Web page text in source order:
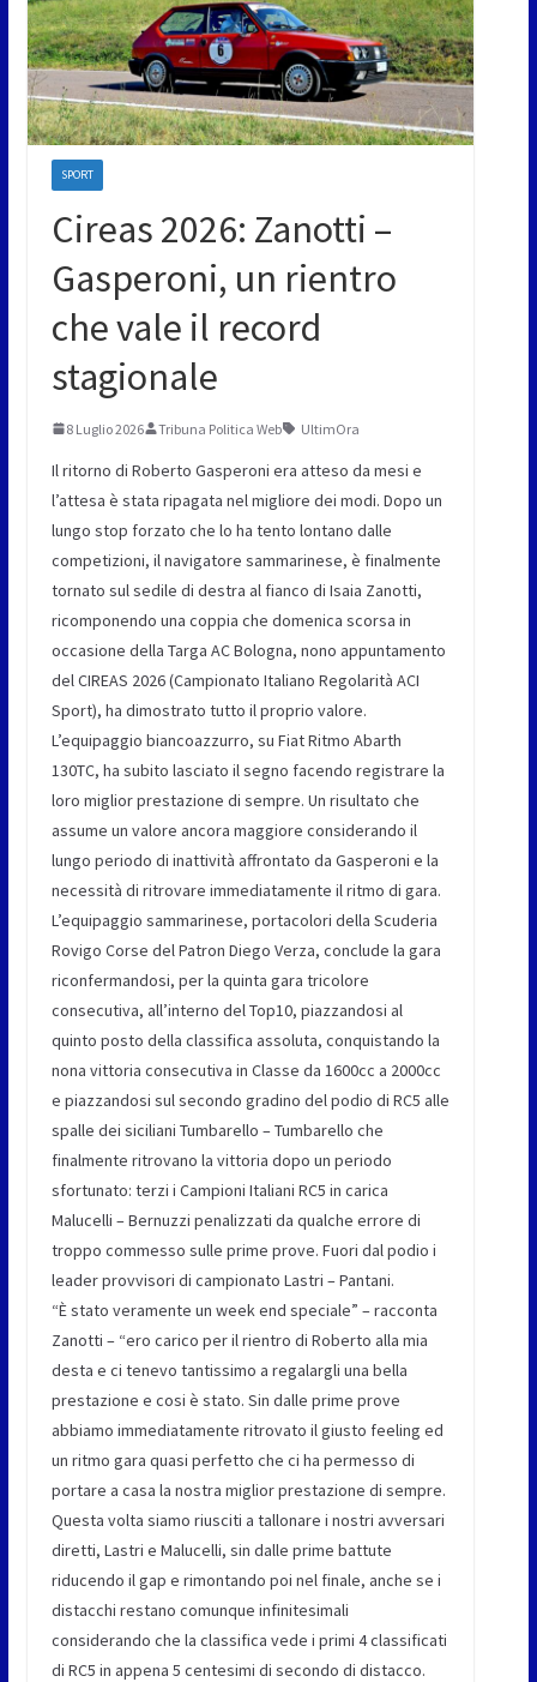
SPORT
Cireas 2026: Zanotti –
Gasperoni, un rientro
che vale il record
stagionale
8 Luglio 2026 Tribuna Politica Web UltimOra
Il ritorno di Roberto Gasperoni era atteso da mesi e
l’attesa è stata ripagata nel migliore dei modi. Dopo un
lungo stop forzato che lo ha tento lontano dalle
competizioni, il navigatore sammarinese, è finalmente
tornato sul sedile di destra al fianco di Isaia Zanotti,
ricomponendo una coppia che domenica scorsa in
occasione della Targa AC Bologna, nono appuntamento
del CIREAS 2026 (Campionato Italiano Regolarità ACI
Sport), ha dimostrato tutto il proprio valore.
L’equipaggio biancoazzurro, su Fiat Ritmo Abarth
130TC, ha subito lasciato il segno facendo registrare la
loro miglior prestazione di sempre. Un risultato che
assume un valore ancora maggiore considerando il
lungo periodo di inattività affrontato da Gasperoni e la
necessità di ritrovare immediatamente il ritmo di gara.
L’equipaggio sammarinese, portacolori della Scuderia
Rovigo Corse del Patron Diego Verza, conclude la gara
riconfermandosi, per la quinta gara tricolore
consecutiva, all’interno del Top10, piazzandosi al
quinto posto della classifica assoluta, conquistando la
nona vittoria consecutiva in Classe da 1600cc a 2000cc
e piazzandosi sul secondo gradino del podio di RC5 alle
spalle dei siciliani Tumbarello – Tumbarello che
finalmente ritrovano la vittoria dopo un periodo
sfortunato: terzi i Campioni Italiani RC5 in carica
Malucelli – Bernuzzi penalizzati da qualche errore di
troppo commesso sulle prime prove. Fuori dal podio i
leader provvisori di campionato Lastri – Pantani.
“È stato veramente un week end speciale” – racconta
Zanotti – “ero carico per il rientro di Roberto alla mia
desta e ci tenevo tantissimo a regalargli una bella
prestazione e cosi è stato. Sin dalle prime prove
abbiamo immediatamente ritrovato il giusto feeling ed
un ritmo gara quasi perfetto che ci ha permesso di
portare a casa la nostra miglior prestazione di sempre.
Questa volta siamo riusciti a tallonare i nostri avversari
diretti, Lastri e Malucelli, sin dalle prime battute
riducendo il gap e rimontando poi nel finale, anche se i
distacchi restano comunque infinitesimali
considerando che la classifica vede i primi 4 classificati
di RC5 in appena 5 centesimi di secondo di distacco.